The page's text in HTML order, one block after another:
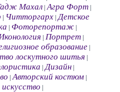
Махал|Агра Форт|
Читторгарх|Детское
Фоторепортаж|
Портрет|
образование|
лоскутного шитья
|Дизайн|
|Авторский костюм